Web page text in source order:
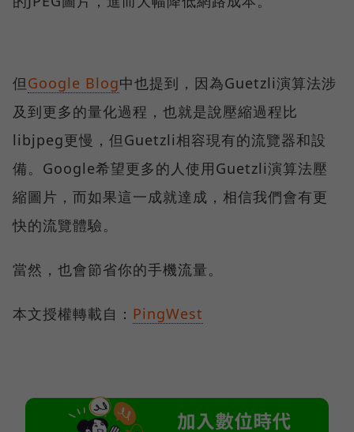
但Google Blog中也提到，因為Guetzli演算法涉
及到更多的量化過程，也就是說壓縮過程比
libjpeg更慢，但Guetzli相容現有的流覽器和設
備。Google希望更多的人使用Guetzli演算法壓
縮圖片，而如果這一成就達成，相信我們會有更
快的流覽體驗。
當然，也會節省你的手機流量。
本文授權轉載自： PingWest